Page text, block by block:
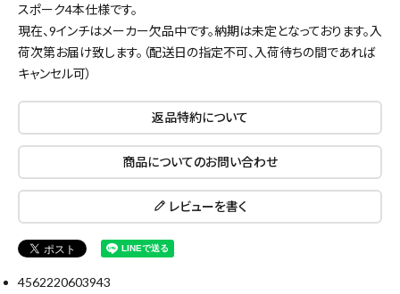
close
キーワードから探す
スポーク4本仕様です。
現在、9インチはメーカー欠品中です。納期は未定となっております。入
荷次第お届け致します。（配送日の指定不可、入荷待ちの間であれば
キャンセル可）
返品特約について
商品についてのお問い合わせ
レビューを書く
4562220603943